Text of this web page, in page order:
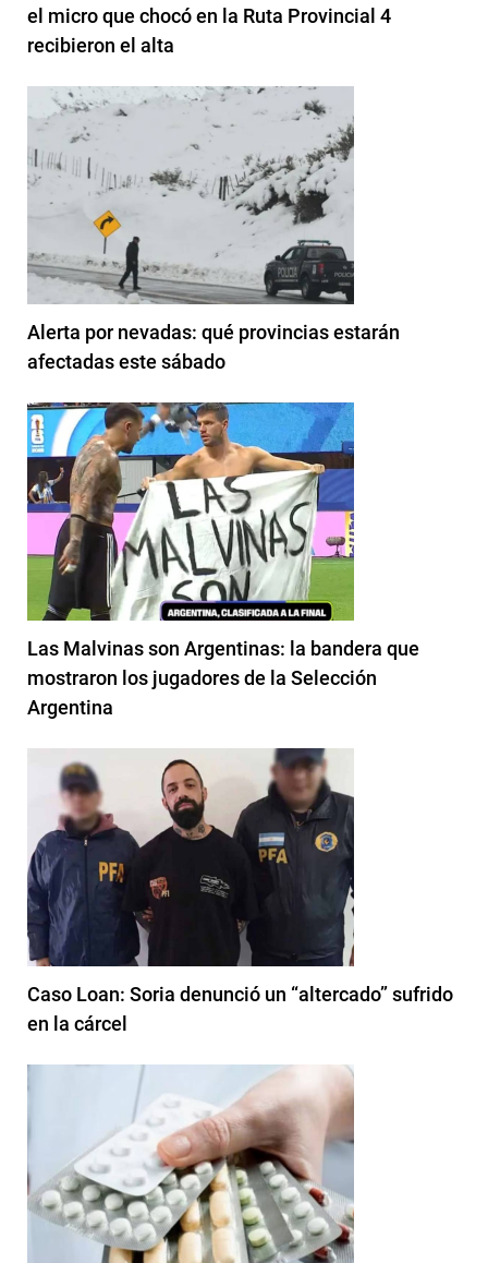
el micro que chocó en la Ruta Provincial 4
recibieron el alta
Alerta por nevadas: qué provincias estarán
afectadas este sábado
Las Malvinas son Argentinas: la bandera que
mostraron los jugadores de la Selección
Argentina
Caso Loan: Soria denunció un “altercado” sufrido
en la cárcel